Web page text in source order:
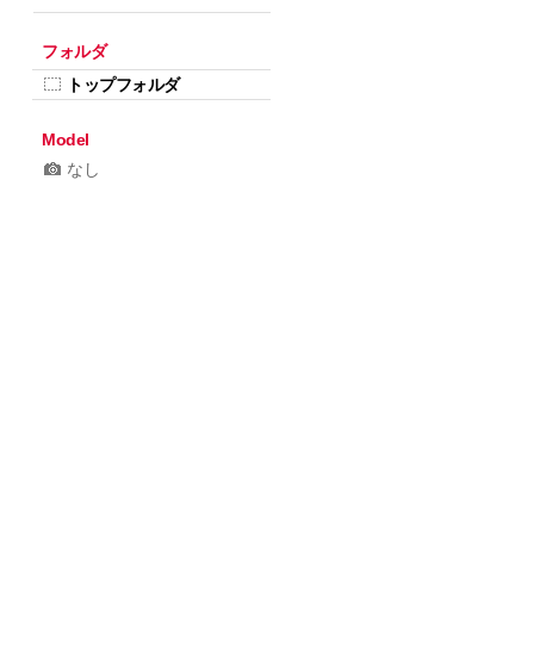
フォルダ
トップフォルダ
Model
なし